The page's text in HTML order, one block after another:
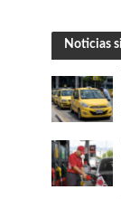
Noticias